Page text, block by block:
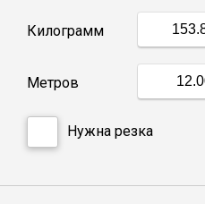
Катанка
Полоса
Килограмм
Метров
Нужна резка